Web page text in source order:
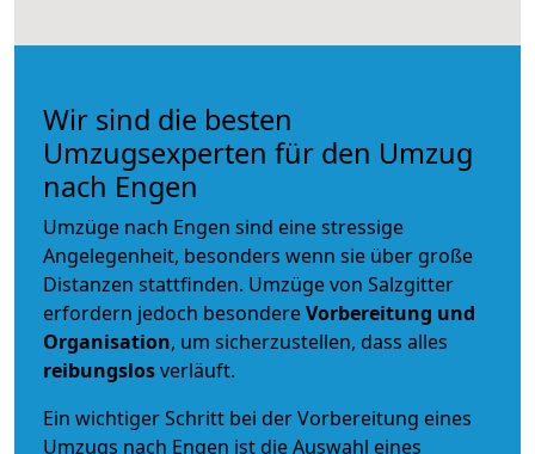
Wir sind die besten
Umzugsexperten für den Umzug
nach Engen
Umzüge nach Engen sind eine stressige
Angelegenheit, besonders wenn sie über große
Distanzen stattfinden. Umzüge von Salzgitter
erfordern jedoch besondereVorbereitung und
Organisation, um sicherzustellen, dass alles
reibungslosverläuft.
Ein wichtiger Schritt bei der Vorbereitung eines
Umzugs nach Engen ist die Auswahl eines